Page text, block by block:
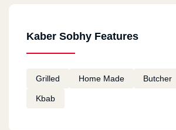
Kaber Sobhy Features
Grilled Home Made Butcher
Kbab